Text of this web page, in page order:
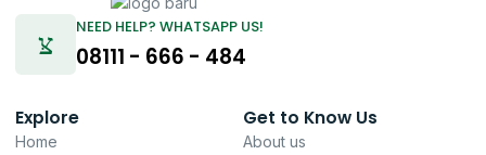
NEED HELP? WHATSAPP US!
08111 - 666 - 484
Explore
Home
Get to Know Us
About us